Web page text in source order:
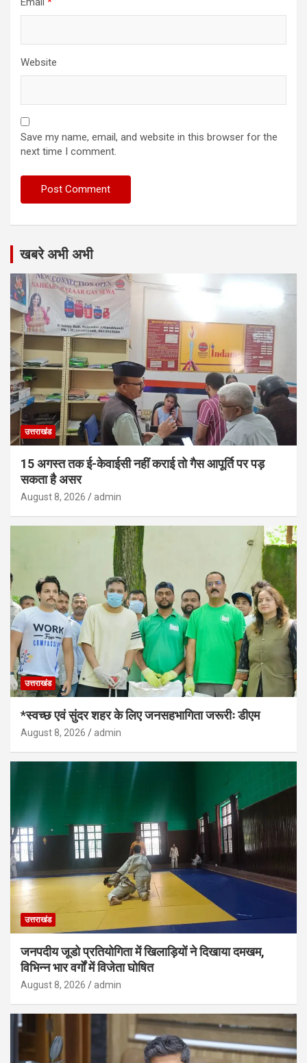
Website
Save my name, email, and website in this browser for the
next time I comment.
खबरे अभी अभी
उत्तराखंड
15 अगस्त तक ई-केवाईसी नहीं कराई तो गैस आपूर्ति पर पड़
सकता है असर
August 8, 2026 admin
उत्तराखंड
*स्वच्छ एवं सुंदर शहर के लिए जनसहभागिता जरूरीः डीएम
August 8, 2026 admin
उत्तराखंड
जनपदीय जूडो प्रतियोगिता में खिलाड़ियों ने दिखाया दमखम,
विभिन्न भार वर्गों में विजेता घोषित
August 8, 2026 admin